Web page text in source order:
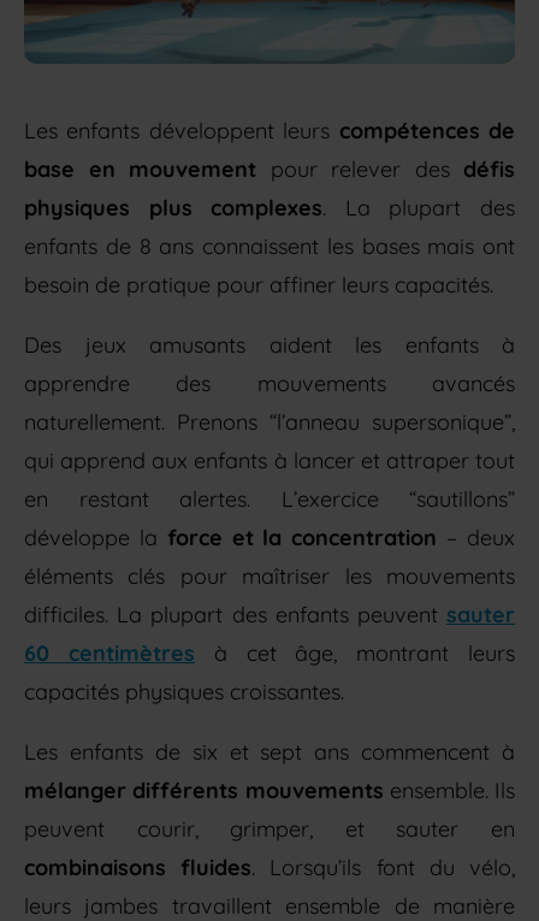
Les enfants développent leurs compétences de
base en mouvement pour relever des défis
physiques plus complexes. La plupart des
enfants de 8 ans connaissent les bases mais ont
besoin de pratique pour affiner leurs capacités.
Des jeux amusants aident les enfants à
apprendre des mouvements avancés
naturellement. Prenons “l’anneau supersonique”,
qui apprend aux enfants à lancer et attraper tout
en restant alertes. L’exercice “sautillons”
développe la force et la concentration – deux
éléments clés pour maîtriser les mouvements
difficiles. La plupart des enfants peuvent sauter
60 centimètres à cet âge, montrant leurs
capacités physiques croissantes.
Les enfants de six et sept ans commencent à
mélanger différents mouvements ensemble. Ils
peuvent courir, grimper, et sauter en
combinaisons fluides. Lorsqu’ils font du vélo,
leurs jambes travaillent ensemble de manière